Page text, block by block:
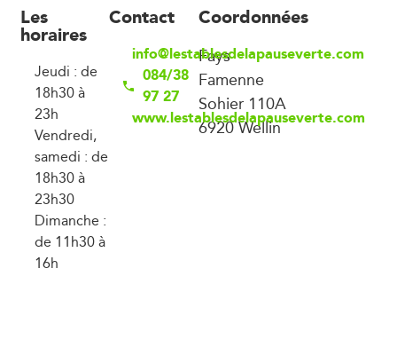
Les
horaires
Jeudi : de
18h30 à
23h
Vendredi,
samedi : de
18h30 à
23h30
Dimanche :
de 11h30 à
16h
Contact
info@lestablesdelapauseverte.com
084/38
97 27
www.lestablesdelapauseverte.com
Coordonnées
Fays-
Famenne
Sohier 110A
6920 Wellin